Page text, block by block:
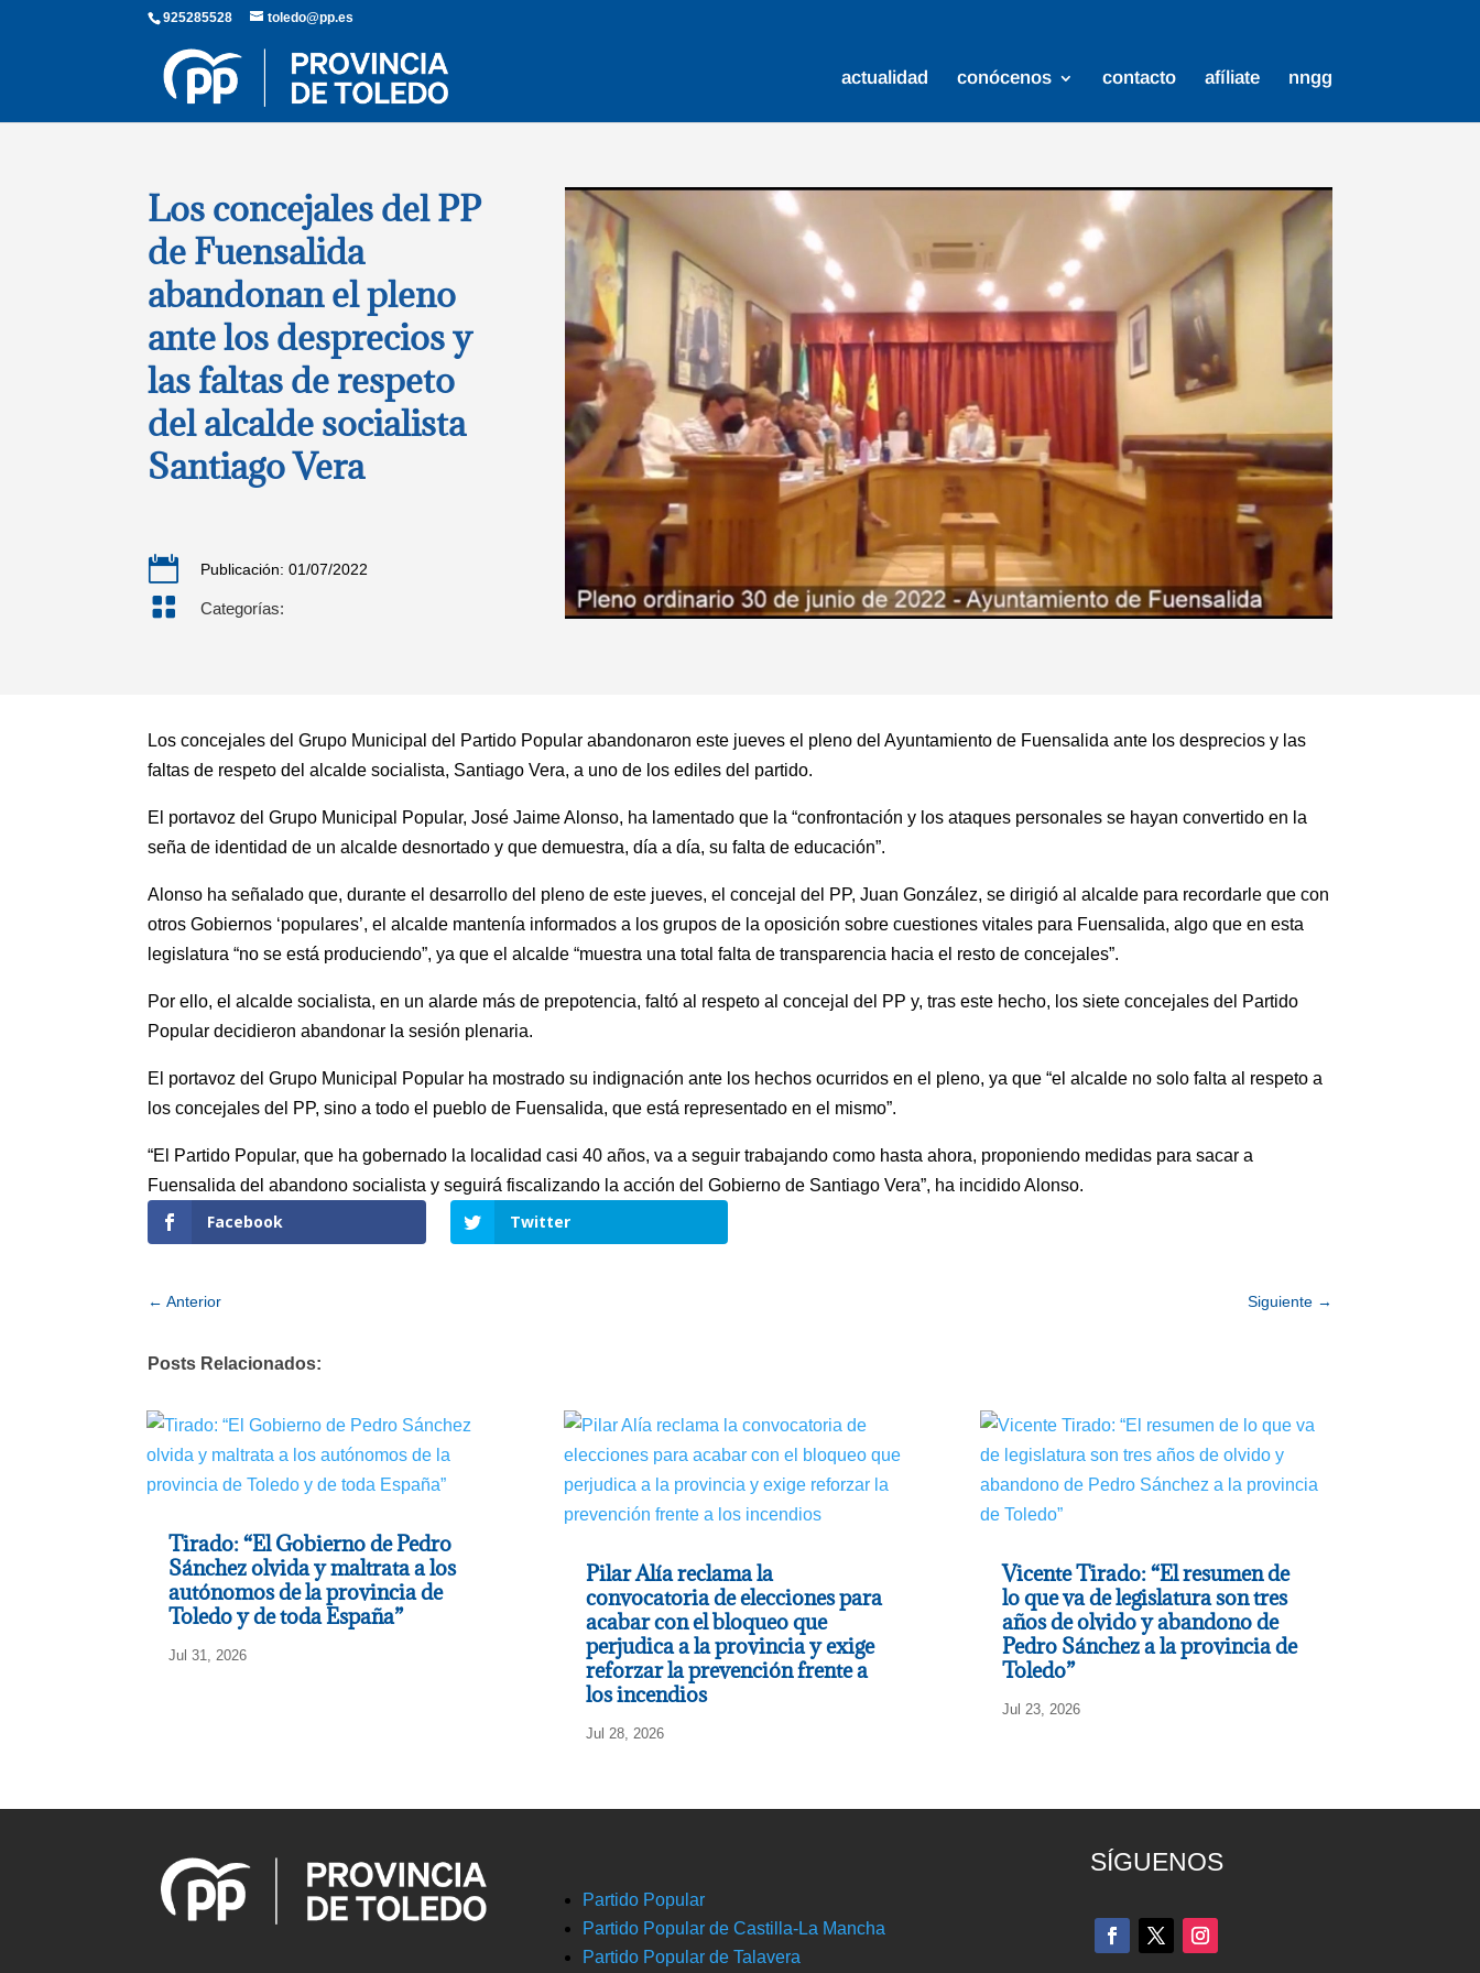
925285528 toledo@pp.es
actualidad conócenos contacto afíliate nngg
Los concejales del PP
de Fuensalida
abandonan el pleno
ante los desprecios y
las faltas de respeto
del alcalde socialista
Santiago Vera
 Publicación: 01/07/2022
 Categorías:
Los concejales del Grupo Municipal del Partido Popular abandonaron este jueves el pleno del Ayuntamiento de Fuensalida ante los desprecios y las
faltas de respeto del alcalde socialista, Santiago Vera, a uno de los ediles del partido.
El portavoz del Grupo Municipal Popular, José Jaime Alonso, ha lamentado que la “confrontación y los ataques personales se hayan convertido en la
seña de identidad de un alcalde desnortado y que demuestra, día a día, su falta de educación”.
Alonso ha señalado que, durante el desarrollo del pleno de este jueves, el concejal del PP, Juan González, se dirigió al alcalde para recordarle que con
otros Gobiernos ‘populares’, el alcalde mantenía informados a los grupos de la oposición sobre cuestiones vitales para Fuensalida, algo que en esta
legislatura “no se está produciendo”, ya que el alcalde “muestra una total falta de transparencia hacia el resto de concejales”.
Por ello, el alcalde socialista, en un alarde más de prepotencia, faltó al respeto al concejal del PP y, tras este hecho, los siete concejales del Partido
Popular decidieron abandonar la sesión plenaria.
El portavoz del Grupo Municipal Popular ha mostrado su indignación ante los hechos ocurridos en el pleno, ya que “el alcalde no solo falta al respeto a
los concejales del PP, sino a todo el pueblo de Fuensalida, que está representado en el mismo”.
“El Partido Popular, que ha gobernado la localidad casi 40 años, va a seguir trabajando como hasta ahora, proponiendo medidas para sacar a
Fuensalida del abandono socialista y seguirá fiscalizando la acción del Gobierno de Santiago Vera”, ha incidido Alonso.
Facebook Twitter
←Anterior Siguiente→
Posts Relacionados:
Tirado: “El Gobierno de Pedro
Sánchez olvida y maltrata a los
autónomos de la provincia de
Toledo y de toda España”
Jul 31, 2026
Pilar Alía reclama la
convocatoria de elecciones para
acabar con el bloqueo que
perjudica a la provincia y exige
reforzar la prevención frente a
los incendios
Jul 28, 2026
Vicente Tirado: “El resumen de
lo que va de legislatura son tres
años de olvido y abandono de
Pedro Sánchez a la provincia de
Toledo”
Jul 23, 2026
Partido Popular
Partido Popular de Castilla-La Mancha
Partido Popular de Talavera
SÍGUENOS